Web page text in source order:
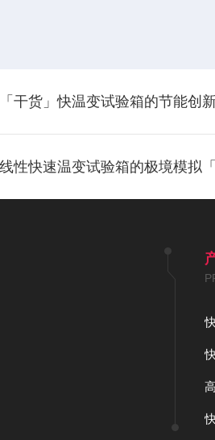
「干货」快温变试验箱的节能创
线性快速温变试验箱的极境模拟